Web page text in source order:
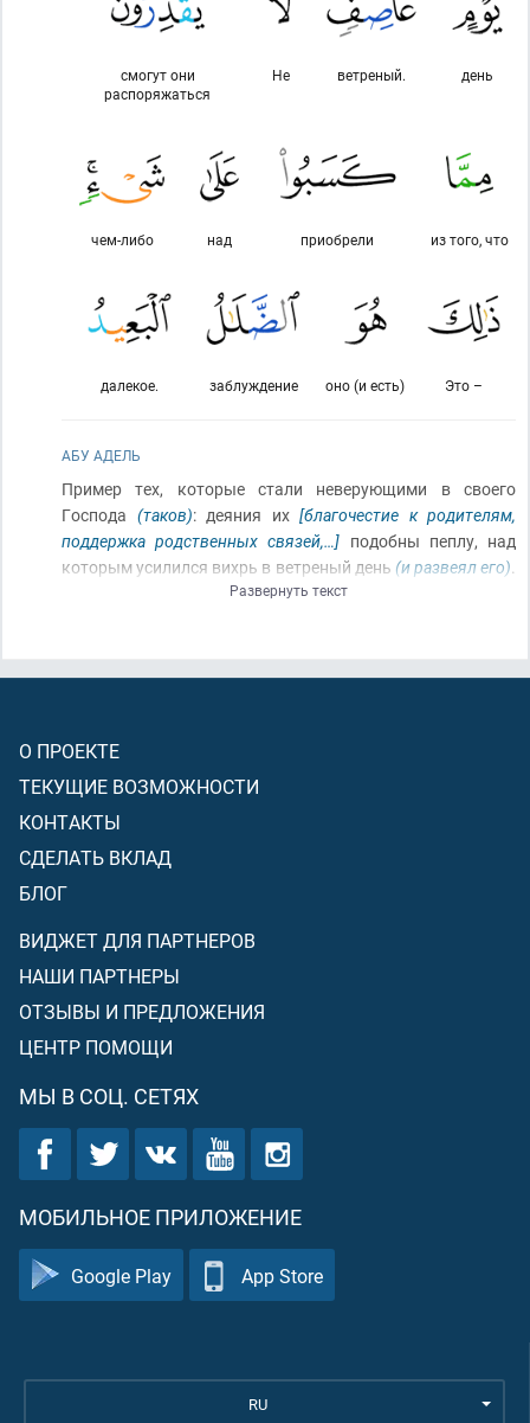
день
ветреный.
Не
смогут они
распоряжаться
из того, что
приобрели
над
чем-либо
Это –
оно (и есть)
заблуждение
далекое.
АБУ АДЕЛЬ
Пример тех, которые стали неверующими в своего
Господа (таков): деяния их [благочестие к родителям,
поддержка родственных связей,…] подобны пеплу, над
которым усилился вихрь в ветреный день (и развеял его).
[неверующие]распоряжаться ничем из
Развернуть текст
О ПРОЕКТЕ
ТЕКУЩИЕ ВОЗМОЖНОСТИ
КОНТАКТЫ
СДЕЛАТЬ ВКЛАД
БЛОГ
ВИДЖЕТ ДЛЯ ПАРТНЕРОВ
НАШИ ПАРТНЕРЫ
ОТЗЫВЫ И ПРЕДЛОЖЕНИЯ
ЦЕНТР ПОМОЩИ
МЫ В СОЦ. СЕТЯХ
МОБИЛЬНОЕ ПРИЛОЖЕНИЕ
Google Play App Store
RU